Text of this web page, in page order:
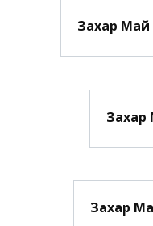
Захар
Захар
Захар